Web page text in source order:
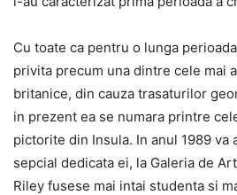
Cu toate ca pentru o lunga
privita precum una dintre cele mai
britanice, din cauza trasaturilor
in prezent ea se numara printre
pictorite din Insula. In anul 1989 va
sepcial dedicata ei, la Galeria de
Riley fusese mai intai studenta si